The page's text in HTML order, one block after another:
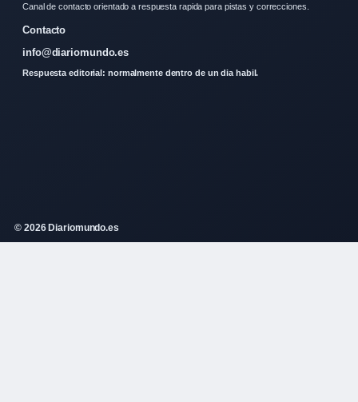
Canal de contacto orientado a respuesta rapida para pistas y correcciones.
Contacto
info@diariomundo.es
Respuesta editorial: normalmente dentro de un dia habil.
© 2026 Diariomundo.es